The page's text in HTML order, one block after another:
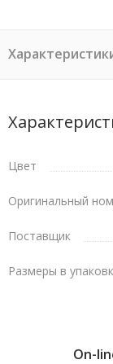
Цвет
Оригинальный
Поставщик
Размеры в
On-